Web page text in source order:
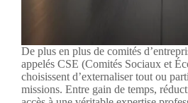
De plus en plus de comités
appelés CSE (Comités Sociaux et
choisissent d’externaliser tout ou
missions. Entre gain de temps,